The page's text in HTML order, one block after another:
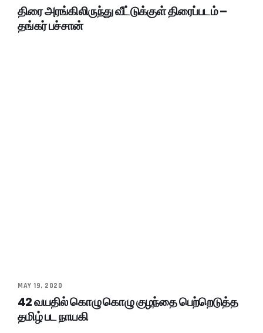
திரை அரங்கிலிருந்து வீட்டுக்குள் திரைப்படம் –
தங்கர் பச்சான்
MAY 19, 2020
42 வயதில் கொழு கொழு குழந்தை பெற்றெடுத்த
தமிழ் பட நாயகி